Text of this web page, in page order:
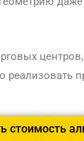
стоимость